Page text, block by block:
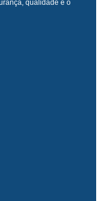
qualidade e o